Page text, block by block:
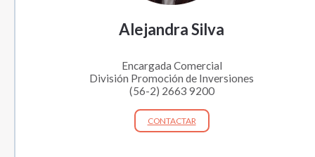
Alejandra Silva
Encargada Comercial
División Promoción de Inversiones
(56-2) 2663 9200
CONTACTAR